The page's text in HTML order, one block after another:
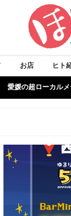
お店 ヒト
愛媛の超ローカル